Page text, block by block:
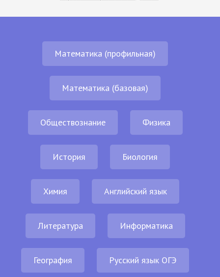
Математика (профильная)
Математика (базовая)
Обществознание Физика
История Биология
Химия Английский язык
Литература Информатика
География Русский язык ОГЭ